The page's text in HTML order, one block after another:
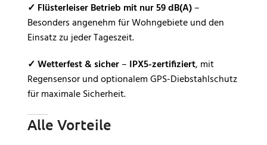
✓ Flüsterleiser Betrieb mit nur 59 dB(A)–
Besonders angenehm für Wohngebiete und den
Einsatz zu jeder Tageszeit.
✓Wetterfest & sicher– IPX5-zertifiziert, mit
Regensensor und optionalem GPS-Diebstahlschutz
für maximale Sicherheit.
Alle Vorteile